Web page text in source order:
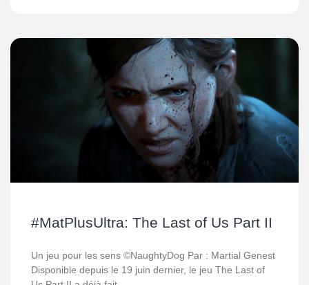
#MatPlusUltra: The Last of Us Part II
Un jeu pour les sens ©NaughtyDog Par : Martial Genest
Disponible depuis le 19 juin dernier, le jeu The Last of